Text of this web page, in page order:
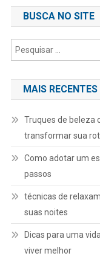
BUSCA NO SITE
MAIS RECENTES
Truques de beleza
transformar sua
Como adotar um
passos
técnicas de
suas noites
Dicas para uma
viver melhor